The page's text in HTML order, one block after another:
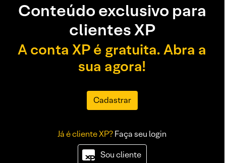
Conteúdo exclusivo para
clientes XP
A conta XP é gratuita. Abra a
sua agora!
Cadastrar
Já é cliente XP?Faça seu login
Sou cliente